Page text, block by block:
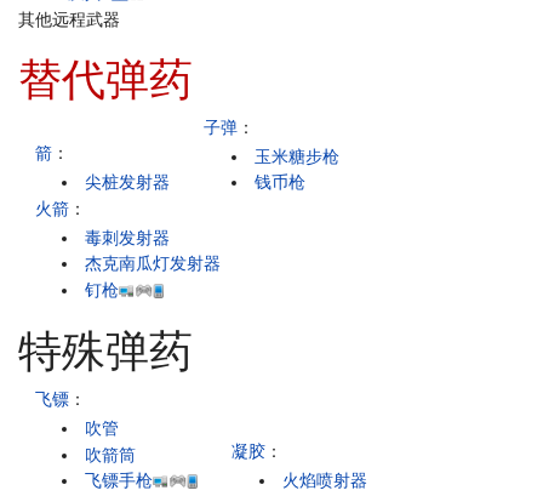
其他远程武器
替代弹药
箭 ：
尖桩发射器
子弹 ：
玉米糖步枪
钱币枪
火箭 ：
毒刺发射器
杰克南瓜灯发射器
钉枪
特殊弹药
飞镖 ：
吹管
吹箭筒
飞镖手枪
凝胶 ：
火焰喷射器